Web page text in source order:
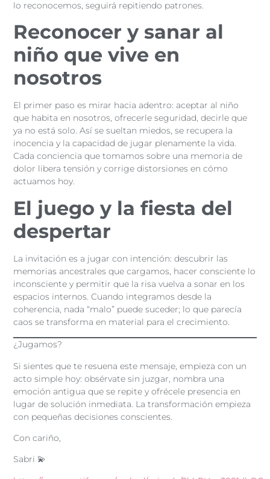
lo reconocemos, seguirá repitiendo patrones.
Reconocer y sanar al
niño que vive en
nosotros
El primer paso es mirar hacia adentro: aceptar al niño
que habita en nosotros, ofrecerle seguridad, decirle que
ya no está solo. Así se sueltan miedos, se recupera la
inocencia y la capacidad de jugar plenamente la vida.
Cada conciencia que tomamos sobre una memoria de
dolor libera tensión y corrige distorsiones en cómo
actuamos hoy.
El juego y la fiesta del
despertar
La invitación es a jugar con intención: descubrir las
memorias ancestrales que cargamos, hacer consciente lo
inconsciente y permitir que la risa vuelva a sonar en los
espacios internos. Cuando integramos desde la
coherencia, nada “malo” puede suceder; lo que parecía
caos se transforma en material para el crecimiento.
¿Jugamos?
Si sientes que te resuena este mensaje, empieza con un
acto simple hoy: obsérvate sin juzgar, nombra una
emoción antigua que se repite y ofrécele presencia en
lugar de solución inmediata. La transformación empieza
con pequeñas decisiones conscientes.
Con cariño,
Sabri 💫